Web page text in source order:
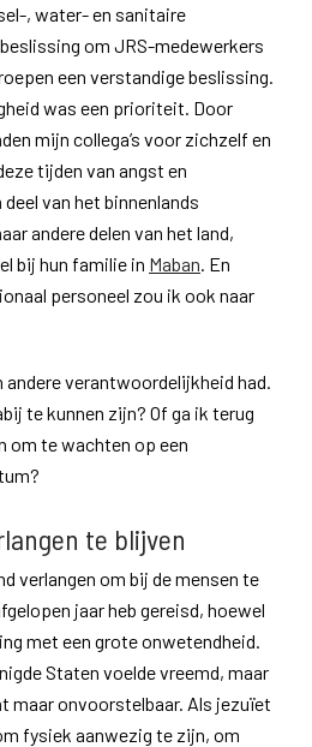
, water- en sanitaire
om JRS-medewerkers
een verstandige beslissing.
was een prioriteit. Door
mijn collega’s voor zichzelf en
tijden van angst en
van het binnenlands
andere delen van het land,
bij hun familie in Maban . En
personeel zou ik ook naar
andere verantwoordelijkheid had.
te kunnen zijn? Of ga ik terug
om te wachten op een
te blijven
verlangen om bij de mensen te
jaar heb gereisd, hoewel
met een grote onwetendheid.
Staten voelde vreemd, maar
maar onvoorstelbaar. Als jezuïet
fysiek aanwezig te zijn, om